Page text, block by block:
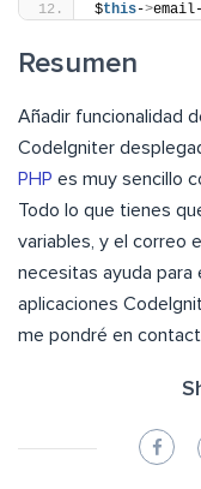
$this->email-
Resumen
Añadir funcionalidad
CodeIgniter
PHP es muy sencillo
Todo lo que tienes
variables, y el correo
necesitas ayuda
aplicaciones
me pondré en